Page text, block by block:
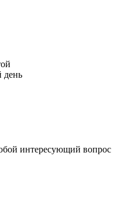
день
интересующий вопрос